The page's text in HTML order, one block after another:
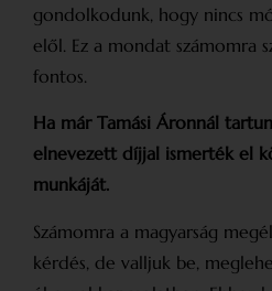
gondolkodunk, hogy nincs
elől. Ez a mondat számomra
fontos.
Ha már Tamási Áronnál
elnevezett díjjal ismerték el
munkáját.
Számomra a magyarság
kérdés, de valljuk be,